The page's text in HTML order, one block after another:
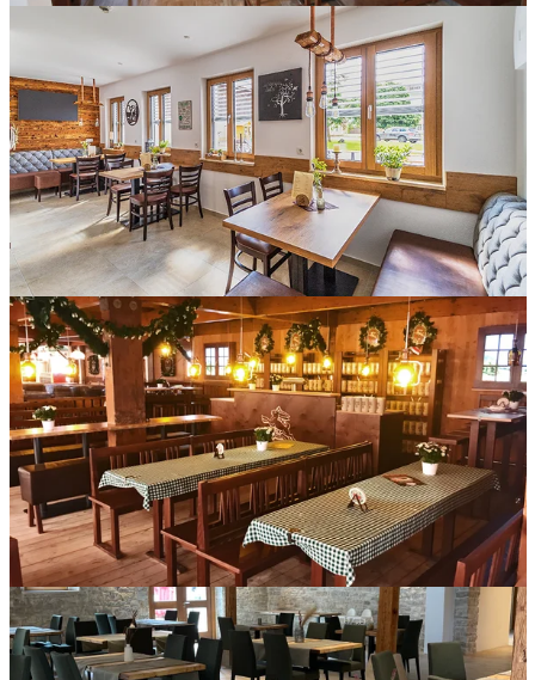
Inneneinrichtung für den Gastronomiebetrieb Goldener Engel
Gemütlich-stimmiges Ambiente im Café Altes Kloster in
Karlshuld.
Dunkle Holzbänke für einen urigen Charakter in der Hasen-
Bräu in Augsburg.